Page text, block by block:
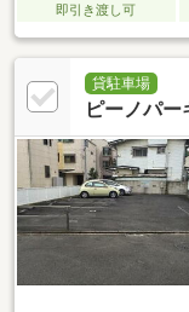
即引き渡し可
貸駐車場
ピーノパ